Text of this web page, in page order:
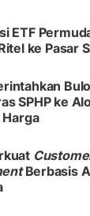
ETF
ke Pasar
SPHP ke
Berbasis